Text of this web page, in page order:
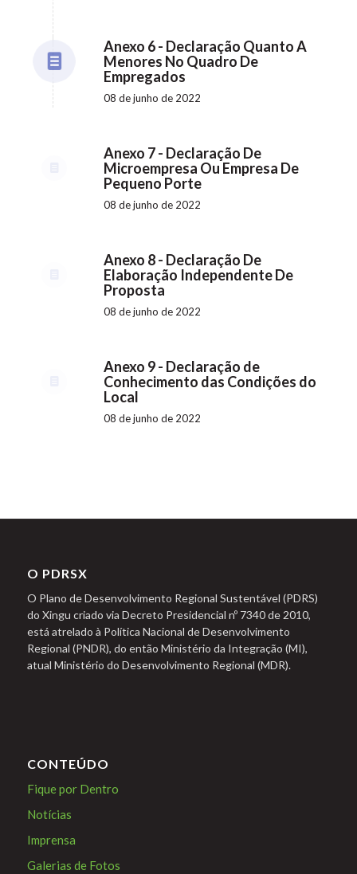
Anexo 6 - Declaração Quanto A
Menores No Quadro De
Empregados
08 de junho de 2022
Anexo 7 - Declaração De
Microempresa Ou Empresa De
Pequeno Porte
08 de junho de 2022
Anexo 8 - Declaração De
Elaboração Independente De
Proposta
08 de junho de 2022
Anexo 9 - Declaração de
Conhecimento das Condições do
Local
08 de junho de 2022
O PDRSX
O Plano de Desenvolvimento Regional Sustentável (PDRS)
do Xingu criado via Decreto Presidencial nº 7340 de 2010,
está atrelado à Política Nacional de Desenvolvimento
Regional (PNDR), do então Ministério da Integração (MI),
atual Ministério do Desenvolvimento Regional (MDR).
CONTEÚDO
Fique por Dentro
Notícias
Imprensa
Galerias de Fotos